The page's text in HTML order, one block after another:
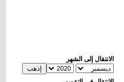
الانتقال إلى الشهر